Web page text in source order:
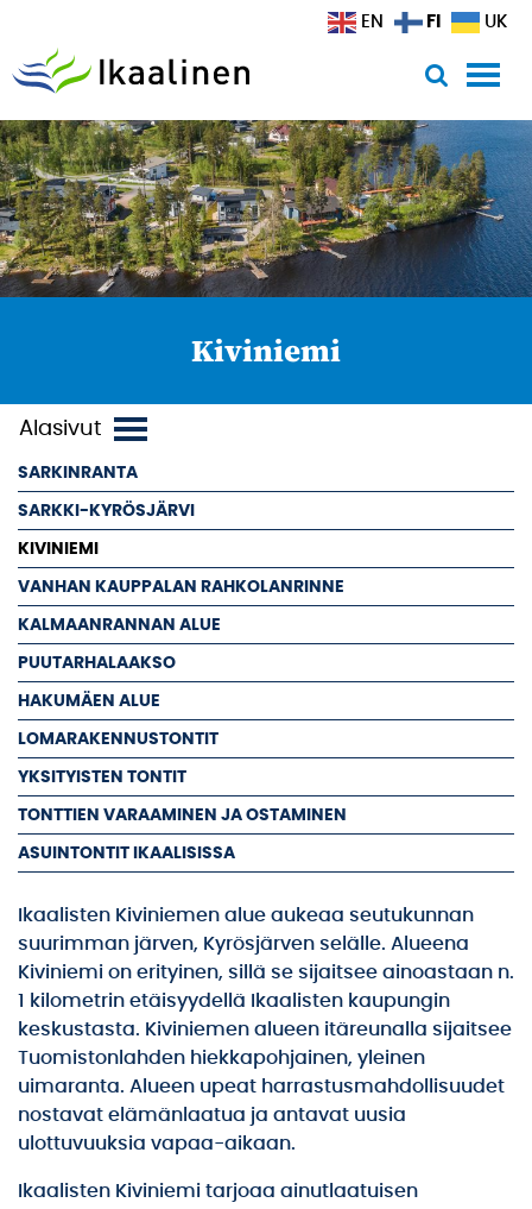
Kiviniemi
SARKINRANTA
SARKKI-KYRÖSJÄRVI
KIVINIEMI
VANHAN KAUPPALAN RAHKOLANRINNE
KALMAANRANNAN ALUE
PUUTARHALAAKSO
HAKUMÄEN ALUE
LOMARAKENNUSTONTIT
YKSITYISTEN TONTIT
TONTTIEN VARAAMINEN JA OSTAMINEN
ASUINTONTIT IKAALISISSA
Ikaalisten Kiviniemen alue aukeaa seutukunnan
suurimman järven, Kyrösjärven selälle. Alueena
Kiviniemi on erityinen, sillä se sijaitsee ainoastaan n.
1 kilometrin etäisyydellä Ikaalisten kaupungin
keskustasta. Kiviniemen alueen itäreunalla sijaitsee
Tuomistonlahden hiekkapohjainen, yleinen
uimaranta. Alueen upeat harrastusmahdollisuudet
nostavat elämänlaatua ja antavat uusia
ulottuvuuksia vapaa-aikaan.
Ikaalisten Kiviniemi tarjoaa ainutlaatuisen
EN FI UK